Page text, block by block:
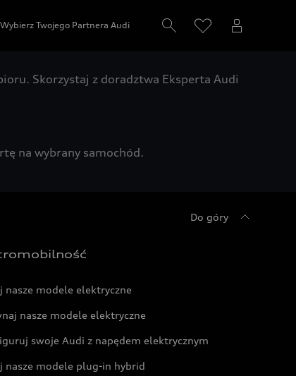
Wybierz Twojego Partnera Audi
Skorzystaj z doradztwa Eksperta Audi
na wybrany samochód.
Do góry
nasze modele elektryczne
nasze modele elektryczne
swoje Audi z napędem elektrycznym
nasze modele plug-in hybrid